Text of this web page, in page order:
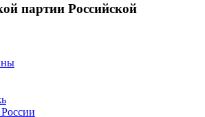
партии Российской